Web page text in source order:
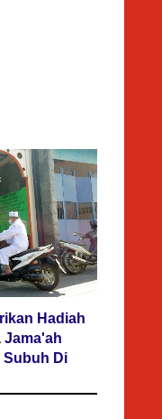
Hadiah
Jama'ah
Subuh Di